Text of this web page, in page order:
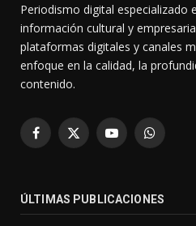
Periodismo digital especializado
información cultural y
plataformas digitales y canales
enfoque en la calidad, la
contenido.
Facebook
X
YouTubeWhatsApp
ÚLTIMAS PUBLICACIONES